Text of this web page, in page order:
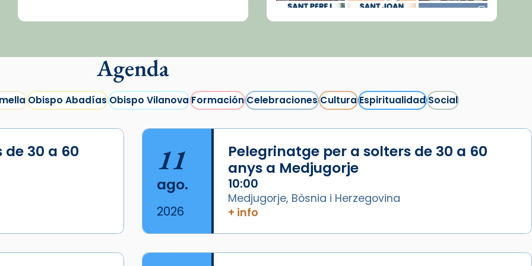
Cargar más...
Agenda
Obispo AbadíasObispo VilanovaFormaciónCelebracionesCulturaEspiritualidadSocial
30 a 60
11
ago.
2026
Pelegrinatge per a solters de 30 a 60
anys a Medjugorje
10:00
Medjugorje, Bòsnia i Herzegovina
+ info